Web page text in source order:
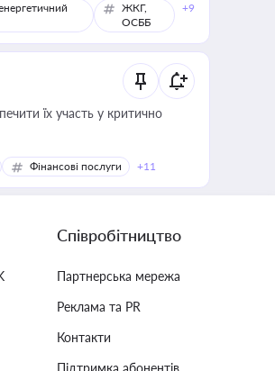
ЖКГ,
ОСББ
+9
їх участь у критично
Фінансові послуги +11
Співробітництво
Партнерська мережа
Реклама та PR
Контакти
Підтримка абонентів